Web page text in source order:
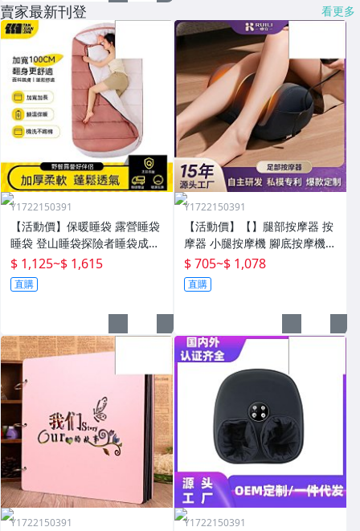
賣家最新刊登 看更多
Y1722150391
【活動價】保暖睡袋 露營睡袋
睡袋 登山睡袋探險者睡袋成人
冬季加厚防寒加大戶外露營大
人抗寒四季通用款保暖
$ 1,125~$ 1,615
直購
Y1722150391
【活動價】【】腿部按摩器 按
摩器 小腿按摩機 腳底按摩機
深層按摩儀 小腿按摩儀全自動
揉捏腿部按摩器全腿底腳熱敷
腳部足底
$ 705~$ 1,078
直購
Y1722150391 Y1722150391